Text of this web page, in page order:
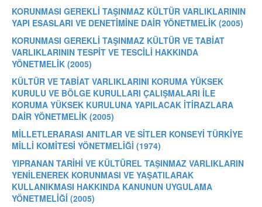
KORUNMASI GEREKLİ TAŞINMAZ KÜLTÜR VARLIKLARININ
YAPI ESASLARI VE DENETİMİNE DAİR YÖNETMELİK (2005)
KORUNMASI GEREKLİ TAŞINMAZ KÜLTÜR VE TABİAT
VARLIKLARININ TESPİT VE TESCİLİ HAKKINDA
YÖNETMELİK (2005)
KÜLTÜR VE TABİAT VARLIKLARINI KORUMA YÜKSEK
KURULU VE BÖLGE KURULLARI ÇALIŞMALARI İLE
KORUMA YÜKSEK KURULUNA YAPILACAK İTİRAZLARA
DAİR YÖNETMELİK (2005)
MİLLETLERARASI ANITLAR VE SİTLER KONSEYİ TÜRKİYE
MİLLİ KOMİTESİ YÖNETMELİĞİ (1974)
YIPRANAN TARİHİ VE KÜLTÜREL TAŞINMAZ VARLIKLARIN
YENİLENEREK KORUNMASI VE YAŞATILARAK
KULLANIKMASI HAKKINDA KANUNUN UYGULAMA
YÖNETMELİĞİ (2005)